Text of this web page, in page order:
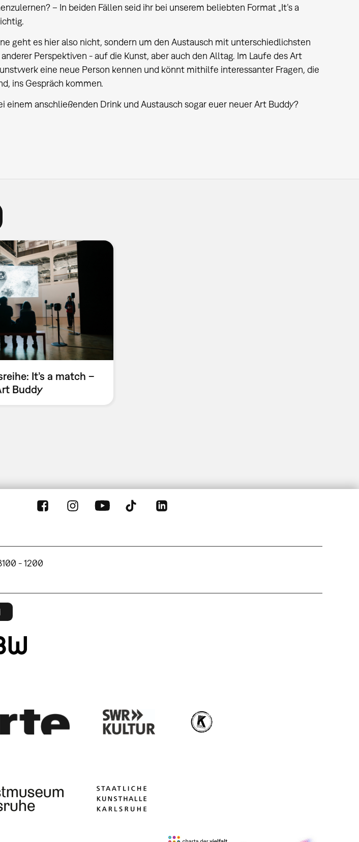
– In beiden Fällen seid ihr bei unserem beliebten Format „It’s a
geht es hier also nicht, sondern um den Austausch mit unterschiedlichsten
Perspektiven - auf die Kunst, aber auch den Alltag. Im Laufe des Art
eine neue Person kennen und könnt mithilfe interessanter Fragen, die
ins Gespräch kommen.
anschließenden Drink und Austausch sogar euer neuer Art Buddy?
It’s a match –
Buddy
- 1200